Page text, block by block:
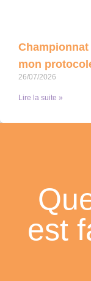
Championnat
mon
26/07/2026
Lire la suite »
est